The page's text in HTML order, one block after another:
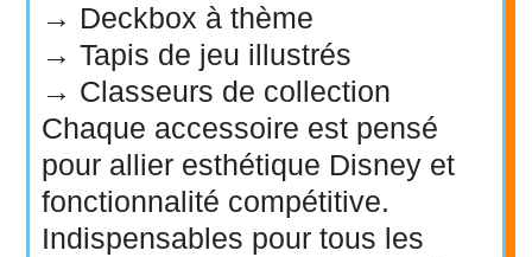
→ Deckbox à thème
→Tapis de jeu illustrés
→ Classeurs de collection
Chaque accessoire est pensé
pour allier esthétique Disney et
fonctionnalité compétitive.
Indispensables pour tous les